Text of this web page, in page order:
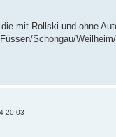
mit Rollski und ohne
Schongau/
20:03